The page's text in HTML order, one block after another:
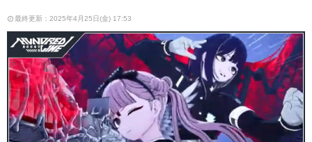
最終更新：2025年4月25日(金) 17:53